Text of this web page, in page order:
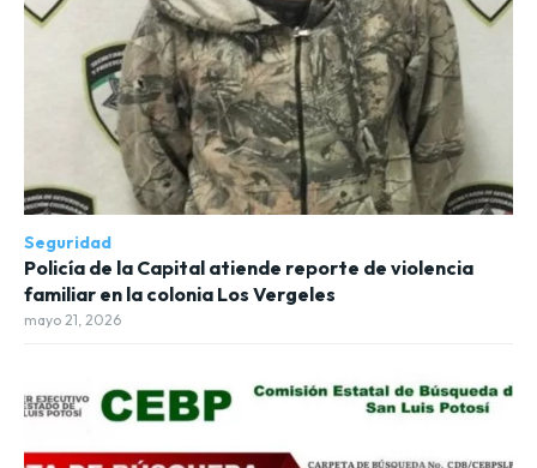
Seguridad
Policía de la Capital atiende reporte de violencia
familiar en la colonia Los Vergeles
mayo 21, 2026